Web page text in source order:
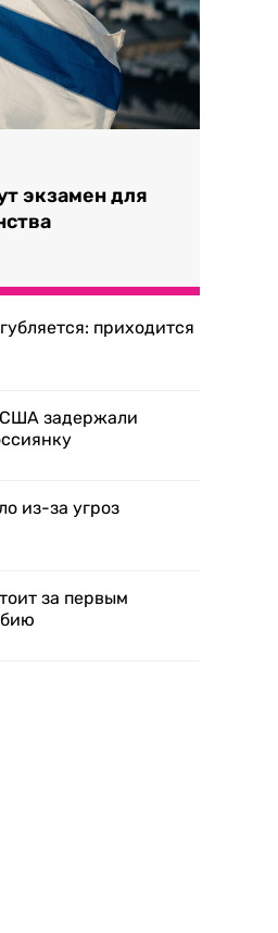
экзамен для
приходится
задержали
из-за угроз
за первым